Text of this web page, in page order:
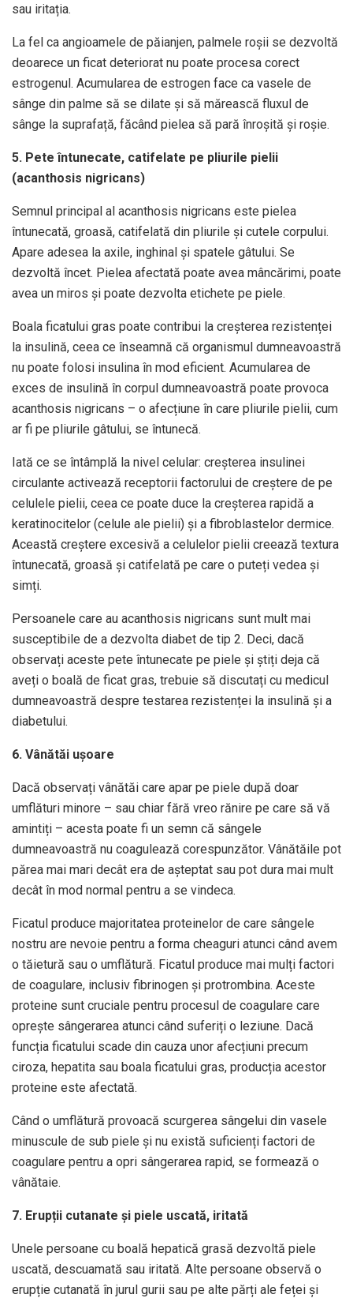
sau iritația.
La fel ca angioamele de păianjen, palmele roșii se dezvoltă
deoarece un ficat deteriorat nu poate procesa corect
estrogenul. Acumularea de estrogen face ca vasele de
sânge din palme să se dilate și să mărească fluxul de
sânge la suprafață, făcând pielea să pară înroșită și roșie.
5. Pete întunecate, catifelate pe pliurile pielii
(acanthosis nigricans)
Semnul principal al acanthosis nigricans este pielea
întunecată, groasă, catifelată din pliurile și cutele corpului.
Apare adesea la axile, inghinal și spatele gâtului. Se
dezvoltă încet. Pielea afectată poate avea mâncărimi, poate
avea un miros și poate dezvolta etichete pe piele.
Boala ficatului gras poate contribui la creșterea rezistenței
la insulină, ceea ce înseamnă că organismul dumneavoastră
nu poate folosi insulina în mod eficient. Acumularea de
exces de insulină în corpul dumneavoastră poate provoca
acanthosis nigricans – o afecțiune în care pliurile pielii, cum
ar fi pe pliurile gâtului, se întunecă.
Iată ce se întâmplă la nivel celular: creșterea insulinei
circulante activează receptorii factorului de creștere de pe
celulele pielii, ceea ce poate duce la creșterea rapidă a
keratinocitelor (celule ale pielii) și a fibroblastelor dermice.
Această creștere excesivă a celulelor pielii creează textura
întunecată, groasă și catifelată pe care o puteți vedea și
simți.
Persoanele care au acanthosis nigricans sunt mult mai
susceptibile de a dezvolta diabet de tip 2. Deci, dacă
observați aceste pete întunecate pe piele și știți deja că
aveți o boală de ficat gras, trebuie să discutați cu medicul
dumneavoastră despre testarea rezistenței la insulină și a
diabetului.
6. Vânătăi ușoare
Dacă observați vânătăi care apar pe piele după doar
umflături minore – sau chiar fără vreo rănire pe care să vă
amintiți – acesta poate fi un semn că sângele
dumneavoastră nu coagulează corespunzător. Vânătăile pot
părea mai mari decât era de așteptat sau pot dura mai mult
decât în ​​mod normal pentru a se vindeca.
Ficatul produce majoritatea proteinelor de care sângele
nostru are nevoie pentru a forma cheaguri atunci când avem
o tăietură sau o umflătură. Ficatul produce mai mulți factori
de coagulare, inclusiv fibrinogen și protrombina. Aceste
proteine ​​sunt cruciale pentru procesul de coagulare care
oprește sângerarea atunci când suferiți o leziune. Dacă
funcția ficatului scade din cauza unor afecțiuni precum
ciroza, hepatita sau boala ficatului gras, producția acestor
proteine ​​este afectată.
Când o umflătură provoacă scurgerea sângelui din vasele
minuscule de sub piele și nu există suficienți factori de
coagulare pentru a opri sângerarea rapid, se formează o
vânătaie.
7. Erupții cutanate și piele uscată, iritată
Unele persoane cu boală hepatică grasă dezvoltă piele
uscată, descuamată sau iritată. Alte persoane observă o
erupție cutanată în jurul gurii sau pe alte părți ale feței și